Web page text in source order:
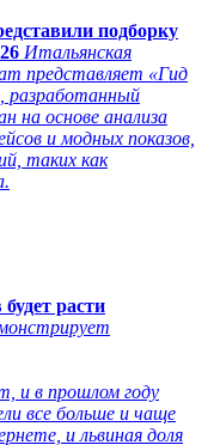
подборку
Итальянская
представляет «Гид
разработанный
на основе анализа
и модных показов,
таких как
расти
и в прошлом году
все больше и чаще
и львиная доля